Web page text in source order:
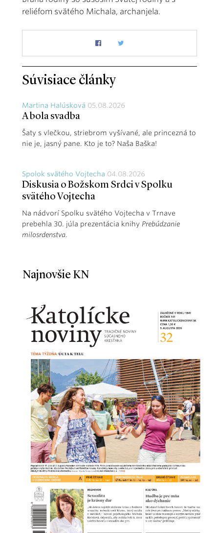
reliéfom svätého Michala, archanjela.
Súvisiace články
Martina Halúsková 05.08.2026
A bola svadba
Šaty s vlečkou, striebrom vyšívané, ale princezná to
nie je, jasný pane. Kto je to? Naša Baška!
Spolok svätého Vojtecha 04.08.2026
Diskusia o Božskom Srdci v Spolku
svätého Vojtecha
Na nádvorí Spolku svätého Vojtecha v Trnave
prebehla 30. júla prezentácia knihy Prebúdzanie
milosrdenstva.
Najnovšie KN